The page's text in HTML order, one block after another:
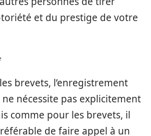
et du prestige de votre
brevets, l’enregistrement
ne nécessite pas explicitement
comme pour les brevets, il
de faire appel à un